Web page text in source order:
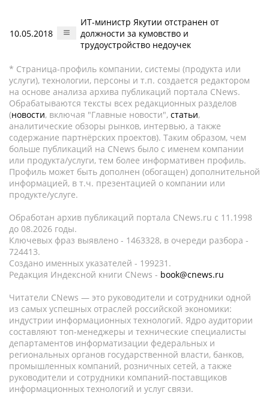
10.05.2018
ИТ-министр Якутии отстранен от
должности за кумовство и
трудоустройство недоучек
* Страница-профиль компании, системы (продукта или
услуги), технологии, персоны и т.п. создается редактором
на основе анализа архива публикаций портала CNews.
Обрабатываются тексты всех редакционных разделов
(новости, включая "Главные новости", статьи,
аналитические обзоры рынков, интервью, а также
содержание партнёрских проектов). Таким образом, чем
больше публикаций на CNews было с именем компании
или продукта/услуги, тем более информативен профиль.
Профиль может быть дополнен (обогащен) дополнительной
информацией, в т.ч. презентацией о компании или
продукте/услуге.
Обработан архив публикаций портала CNews.ru c 11.1998
до 08.2026 годы.
Ключевых фраз выявлено - 1463328, в очереди разбора -
724413.
Создано именных указателей - 199231.
Редакция Индексной книги CNews - book@cnews.ru
Читатели CNews — это руководители и сотрудники одной
из самых успешных отраслей российской экономики:
индустрии информационных технологий. Ядро аудитории
составляют топ-менеджеры и технические специалисты
департаментов информатизации федеральных и
региональных органов государственной власти, банков,
промышленных компаний, розничных сетей, а также
руководители и сотрудники компаний-поставщиков
информационных технологий и услуг связи.